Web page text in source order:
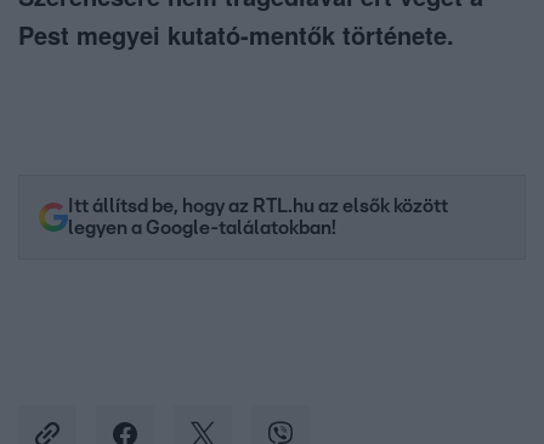
Pest megyei kutató-mentők története.
Itt állítsd be, hogy az RTL.hu az elsők között
legyen a Google-találatokban!